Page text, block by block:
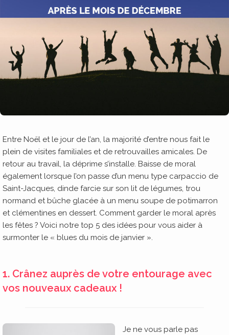
Entre Noël et le jour de l’an, la majorité d’entre nous fait le
plein de visites familiales et de retrouvailles amicales. De
retour au travail, la déprime s’installe. Baisse de moral
également lorsque l’on passe d’un menu type carpaccio de
Saint-Jacques, dinde farcie sur son lit de légumes, trou
normand et bûche glacée à un menu soupe de potimarron
et clémentines en dessert. Comment garder le moral après
les fêtes ? Voici notre top 5 des idées pour vous aider à
surmonter le « blues du mois de janvier ».
1. Crânez auprès de votre entourage avec
vos nouveaux cadeaux !
Je ne vous parle pas